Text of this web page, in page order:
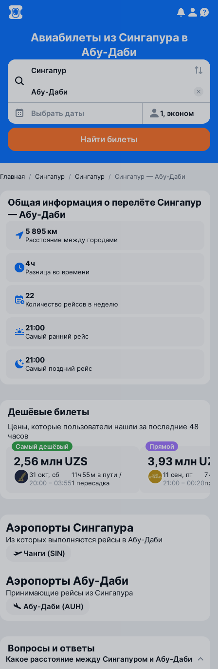
Авиабилеты из Сингапура в
Абу-Даби
Выбрать даты 1, эконом
Найти билеты
Главная / Сингапур / Сингапур / Сингапур — Абу-Даби
Общая информация о перелёте Сингапур
— Абу‑Даби
5 895 км
Расстояние между городами
4 ⁠ч
Разница во времени
22
Количество рейсов в неделю
21:00
Самый ранний рейс
21:00
Самый поздний рейс
Дешёвые билеты
Цены, которые пользователи нашли за последние 48
часов
Самый дешёвый
2,56 млн UZS
31 окт, сб
20:00 – 03:55
11 ⁠ч 55 ⁠м в пути /
1 пересадка
Прямой
3,93 млн
11 сен, пт
21:00 – 00:20
7 ⁠ч
Аэропорты Сингапура
Из которых выполняются рейсы в Абу-Даби
Чанги (SIN)
Аэропорты Абу-Даби
Принимающие рейсы из Сингапура
Абу-Даби (AUH)
Вопросы и ответы
Какое расстояние между Сингапуром и Абу-Даби